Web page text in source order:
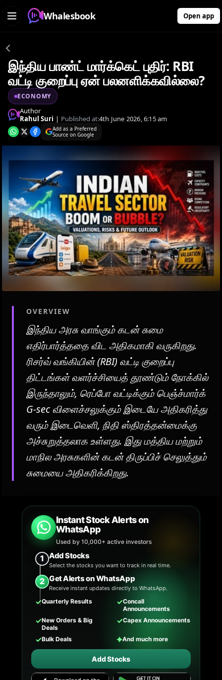
Whalesbook Open app
இந்திய பாண்ட் மார்க்கெட் புதிர்: RBI
வட்டி குறைப்பு ஏன் பலனளிக்கவில்லை?
ECONOMY
Author
Rahul Suri | Published at:4th June 2026, 6:15 am
Add as a Preferred
Source on Google
OVERVIEW
இந்திய அரசு வாங்கும் கடன் சுமை
எதிர்பார்த்ததை விட அதிகமாகி வருகிறது.
ரிசர்வ் வங்கியின் (RBI) வட்டி குறைப்பு
திட்டங்கள் வளர்ச்சியைத் தூண்டும் நோக்கில்
இருந்தாலும், ரெப்போ வட்டிக்கும் பெஞ்ச்மார்க்
G-sec விளைச்சலுக்கும் இடையே அதிகரித்து
வரும் இடைவெளி, நிதி ஸ்திரத்தன்மைக்கு
அச்சுறுத்தலாக உள்ளது. இது மத்திய மற்றும்
மாநில அரசுகளின் கடன் திருப்பிச் செலுத்தும்
சுமையை அதிகரிக்கிறது.
Instant Stock Alerts on
WhatsApp
Used by 10,000+ active investors
1 Add Stocks
Select the stocks you want to track in real time.
2 Get Alerts on WhatsApp
Receive instant updates directly to WhatsApp.
✓Quarterly Results ✓Concall
Announcements
✓New Orders & Big
Deals
✓Capex Announcements
✓Bulk Deals ✦And much more
Add Stocks